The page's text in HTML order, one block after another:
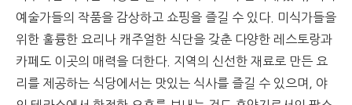
예술가들의 작품을 감상하고 쇼핑을 즐길 수 있다. 미식가들을
위한 훌륭한 요리나 캐주얼한 식단을 갖춘 다양한 레스토랑과
카페도 이곳의 매력을 더한다. 지역의 신선한 재료로 만든 요
리를 제공하는 식당에서는 맛있는 식사를 즐길 수 있으며, 야